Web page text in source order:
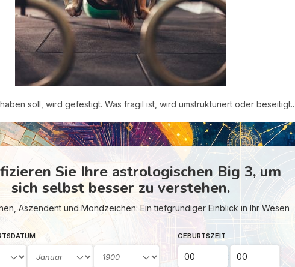
soll, wird gefestigt. Was fragil ist, wird umstrukturiert oder beseitigt..
Sie Ihre astrologischen Big 3, um
sich selbst besser zu verstehen.
Aszendent und Mondzeichen: Ein tiefgründiger Einblick in Ihr Wesen
GEBURTSZEIT
: